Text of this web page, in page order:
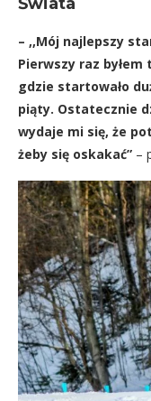
– ,,Mój najlepszy
Pierwszy raz
gdzie startowało
piąty. Ostatecznie
wydaje mi się, że
żeby się oskakać” –